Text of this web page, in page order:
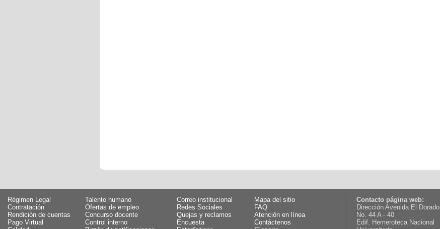
Régimen Legal
Talento humano
Contratación
Ofertas de empleo
Rendición de cuentas
Concurso docente
Pago Virtual
Control interno
Correo institucional
Mapa del sitio
Redes Sociales
FAQ
Quejas y reclamos
Atención en línea
Encuesta
Contáctenos
Contacto página web:
Dirección Avenida El Dorado
No. 44 A - 40
Edif. Hemeroteca Nacional